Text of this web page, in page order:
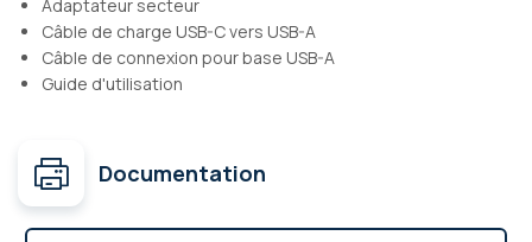
Adaptateur secteur
Câble de charge USB-C vers USB-A
Câble de connexion pour base USB-A
Guide d'utilisation
Documentation